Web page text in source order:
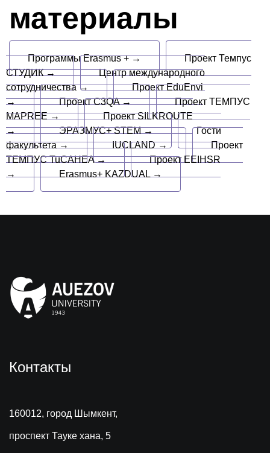
материалы
Программы Erasmus + →
Проект Темпус
СТУДИК →
Центр международного
сотрудничества →
Проект EduEnvi
→
Проект C3QA →
Проект ТЕМПУС
MAPREE →
Проект SILKROUTE
→
ЭРАЗМУС+ STEM →
Гости
факультета →
IUCLAND →
Проект
ТЕМПУС TuCAHEA →
Проект EEIHSR
→
Erasmus+ KAZDUAL →
Контакты
160012, город Шымкент,
проспект Тауке хана, 5